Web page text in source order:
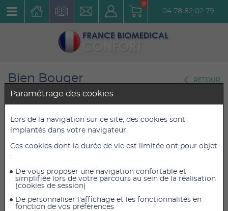
0
04 78 82 02 79
Bien Bouger
Ballon de gym
RETOUR
Ballon Cacahuète Physio Roll
Réf. : 2232
32,50 €HT 32,50 €
Paramétrage des cookies
Lors de la navigation sur ce site, des cookies sont
implantés dans votre navigateur.
Ces cookies dont la durée de vie est limitée ont pour objet
:
De vous proposer une navigation confortable et
simplifiée lors de votre parcours au sein de la réalisation
(cookies de session)
De personnaliser l'affichage et les fonctionnalités en
fonction de vos préférences